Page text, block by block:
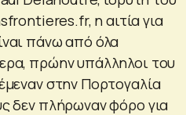
η αιτία για
πάνω από όλα
πρώην υπάλληλοι του
στην Πορτογαλία
δεν πλήρωναν φόρο για